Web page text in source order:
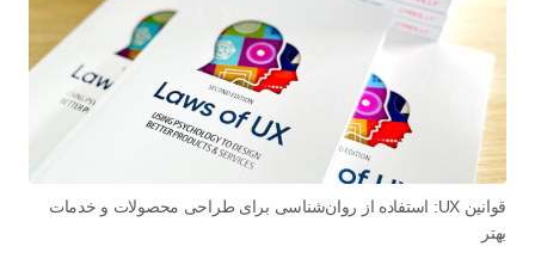
قوانین UX: استفاده از روان‌شناسی برای طراحی محصولات و خدمات
بهتر